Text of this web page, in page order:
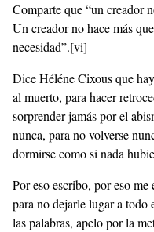
Comparte que “un creador
Un creador no hace más
necesidad”.[vi]
Dice Héléne Cixous que
al muerto, para hacer
sorprender jamás por el
nunca, para no volverse
dormirse como si nada
Por eso escribo, por eso
para no dejarle lugar a todo
las palabras, apelo por la